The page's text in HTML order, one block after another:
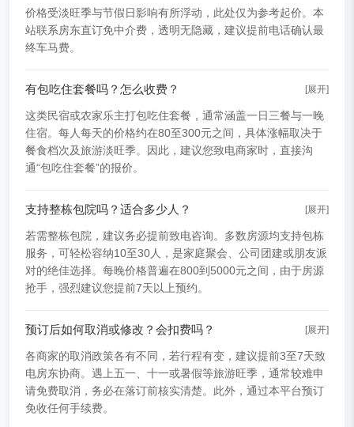
价格受淡旺季与节假日影响有所浮动，此处仅为参考起价。本
站联系房东直订免中介费，透明无隐藏，建议提前电话确认最
终车马费。
有包吃住套餐吗？怎么收费？ [展开]
这类民宿或农家乐主打包吃住套餐，通常涵盖一日三餐与一晚
住宿。每人每天的价格约在80至300元之间，具体涨幅取决于
餐食档次及旅游淡旺季。因此，建议您致电商家时，直接沟
通“包吃住套餐”的报价。
支持整栋包院吗？适合多少人？ [展开]
若需整栋包院，建议务必提前致电咨询。多数房源均支持包栋
服务，可轻松容纳10至30人，是家庭聚会、公司团建或朋友派
对的绝佳选择。每晚价格普遍在800到5000元之间，由于房源
抢手，强烈建议您提前7天以上预约。
预订后如何取消或修改？会扣费吗？ [展开]
各商家的取消政策各有不同，若行程有变，建议提前3至7天致
电房东协商。遇上五一、十一或暑假等旅游旺季，通常较难申
请免费取消，务必在落订前核实清楚。此外，通过本平台预订
免收任何手续费。